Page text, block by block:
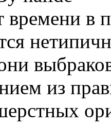
времени в
из